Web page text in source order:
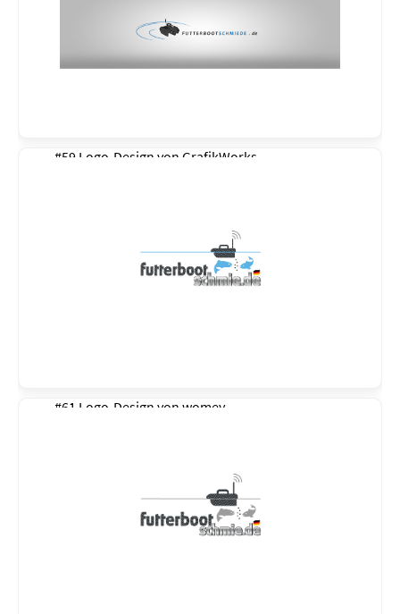
#59 Logo-Design von GrafikWorks
#61 Logo-Design von womey